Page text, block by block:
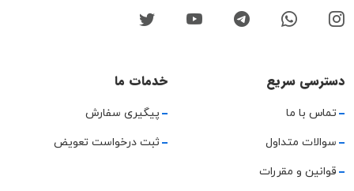
دسترسی سریع
تماس با ما
سوالات متداول
قوانین و مقررات
خدمات ما
پیگیری سفارش
ثبت درخواست تعویض